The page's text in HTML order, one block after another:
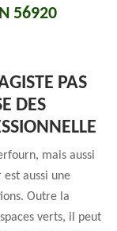
56920
PAS
DES
mais aussi
est aussi une
Outre la
verts, il peut